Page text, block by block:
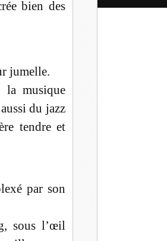
bien des
jumelle.
la musique
du jazz
tendre et
par son
sous l’œil